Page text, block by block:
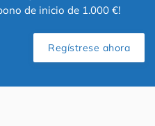
de inicio de 1.000 €!
Regístrese ahora